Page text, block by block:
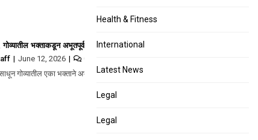
हप्ता कधी मिळणार?
भक्ताकडून अभूतपूर्व देणगी; कोल्हापूरच्या अंबाबाईला 13 फूट अन् दीड किलो
June 12, 2026 0
गोव्यातील एका भक्ताने अभूतपूर्व देणगी दिली…
Health & Fitness
International
Latest News
Legal
Legal